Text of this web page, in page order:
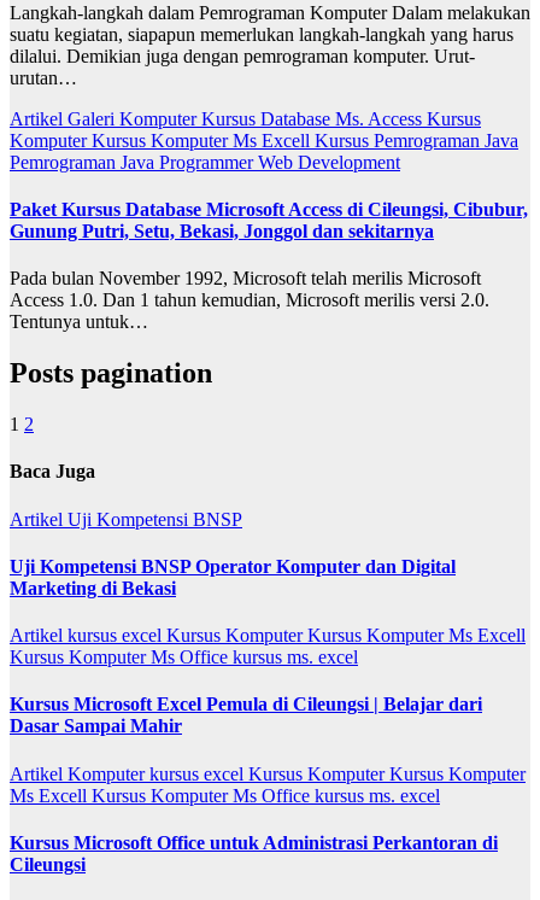
Langkah-langkah dalam Pemrograman Komputer Dalam melakukan
suatu kegiatan, siapapun memerlukan langkah-langkah yang harus
dilalui. Demikian juga dengan pemrograman komputer. Urut-
urutan…
Artikel Galeri KomputerKursus Database Ms. Access Kursus
KomputerKursus Komputer Ms Excell Kursus Pemrograman Java
Pemrograman Java ProgrammerWeb Development
Paket Kursus Database Microsoft Access di Cileungsi, Cibubur,
Gunung Putri, Setu, Bekasi, Jonggol dan sekitarnya
Pada bulan November 1992, Microsoft telah merilis Microsoft
Access 1.0. Dan 1 tahun kemudian, Microsoft merilis versi 2.0.
Tentunya untuk…
Posts pagination
1 2
Baca Juga
Artikel Uji Kompetensi BNSP
Uji Kompetensi BNSP Operator Komputer dan Digital
Marketing di Bekasi
Artikel kursus excel Kursus KomputerKursus Komputer Ms Excell
Kursus Komputer Ms Office kursus ms. excel
Kursus Microsoft Excel Pemula di Cileungsi | Belajar dari
Dasar Sampai Mahir
Artikel Komputerkursus excel Kursus KomputerKursus Komputer
Ms Excell Kursus Komputer Ms Office kursus ms. excel
Kursus Microsoft Office untuk Administrasi Perkantoran di
Cileungsi